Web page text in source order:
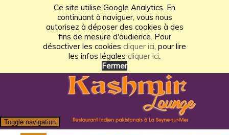
Ce site utilise Google Analytics. En
continuant à naviguer, vous nous
autorisez à déposer des cookies à des
fins de mesure d'audience. Pour
désactiver les cookies cliquer ici, pour lire
les infos légales cliquer ici.
Fermer
Toggle navigation